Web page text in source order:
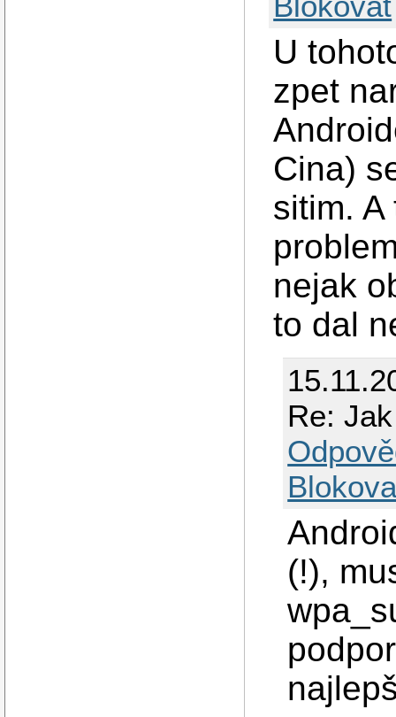
U
zpet
Cina)
sitim.
nejak
to dal
Re:
(!),